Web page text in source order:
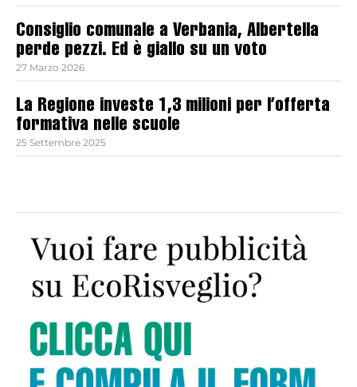
Consiglio comunale a Verbania, Albertella
perde pezzi. Ed è giallo su un voto
27 Marzo 2026
La Regione investe 1,3 milioni per l’offerta
formativa nelle scuole
25 Settembre 2025